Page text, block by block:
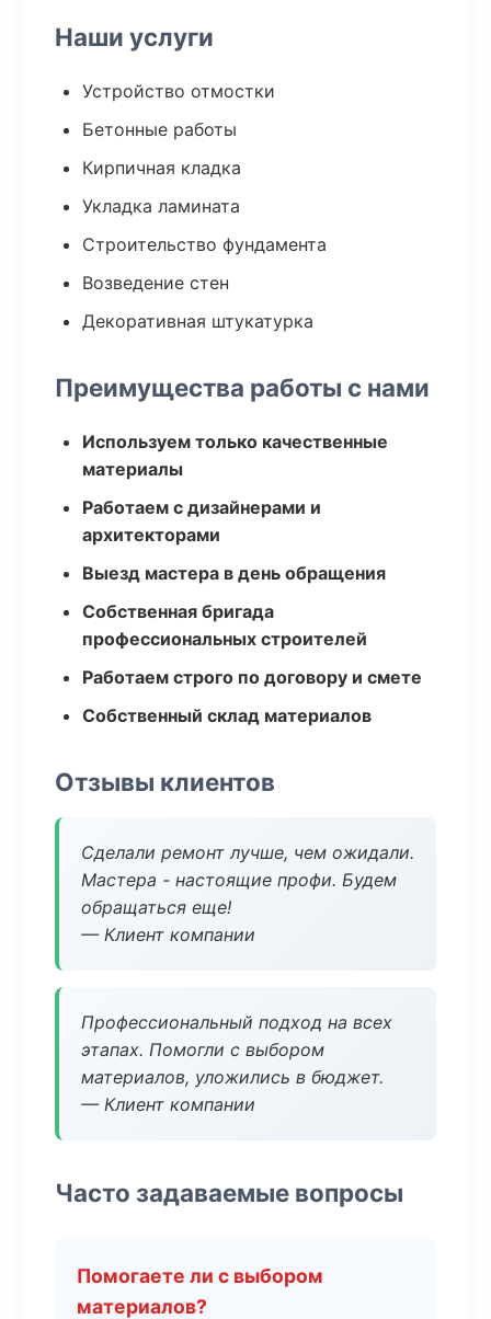
Наши услуги
Устройство отмостки
Бетонные работы
Кирпичная кладка
Укладка ламината
Строительство фундамента
Возведение стен
Декоративная штукатурка
Преимущества работы с нами
Используем только качественные
материалы
Работаем с дизайнерами и
архитекторами
Выезд мастера в день обращения
Собственная бригада
профессиональных строителей
Работаем строго по договору и смете
Собственный склад материалов
Отзывы клиентов
Сделали ремонт лучше, чем ожидали.
Мастера - настоящие профи. Будем
обращаться еще!
— Клиент компании
Профессиональный подход на всех
этапах. Помогли с выбором
материалов, уложились в бюджет.
— Клиент компании
Часто задаваемые вопросы
Помогаете ли с выбором
материалов?